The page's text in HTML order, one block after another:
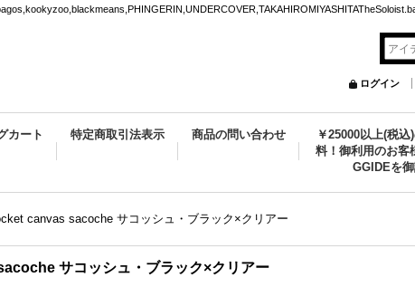
ログイン
カート 特定商取引法表示 商品の問い合わせ
￥25000以上(税
料！御利用のお客
GGIDEを
canvas sacoche サコッシュ・ブラック×クリアー
サコッシュ・ブラック×クリアー